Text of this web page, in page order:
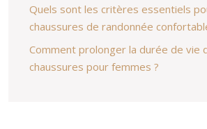
Quels sont les critères essentiels
chaussures de randonnée
Comment prolonger la durée de vie
chaussures pour femmes ?